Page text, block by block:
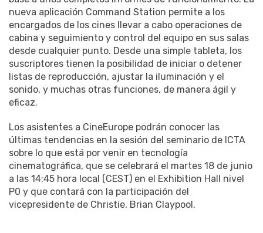
nueva aplicación Command Station permite a los
encargados de los cines llevar a cabo operaciones de
cabina y seguimiento y control del equipo en sus salas
desde cualquier punto. Desde una simple tableta, los
suscriptores tienen la posibilidad de iniciar o detener
listas de reproducción, ajustar la iluminación y el
sonido, y muchas otras funciones, de manera ágil y
eficaz.
Los asistentes a CineEurope podrán conocer las
últimas tendencias en la sesión del seminario de ICTA
sobre lo que está por venir en tecnología
cinematográfica, que se celebrará el martes 18 de junio
a las 14:45 hora local (CEST) en el Exhibition Hall nivel
P0 y que contará con la participación del
vicepresidente de Christie, Brian Claypool.